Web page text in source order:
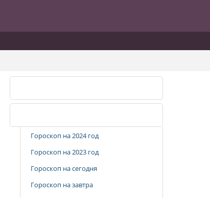
Гороскоп на 2024 год
Гороскоп на 2023 год
Гороскоп на сегодня
Гороскоп на завтра